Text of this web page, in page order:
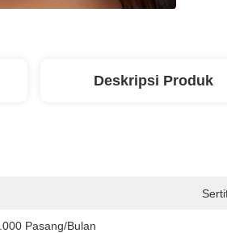
Deskripsi Produk
Pasang/bulan